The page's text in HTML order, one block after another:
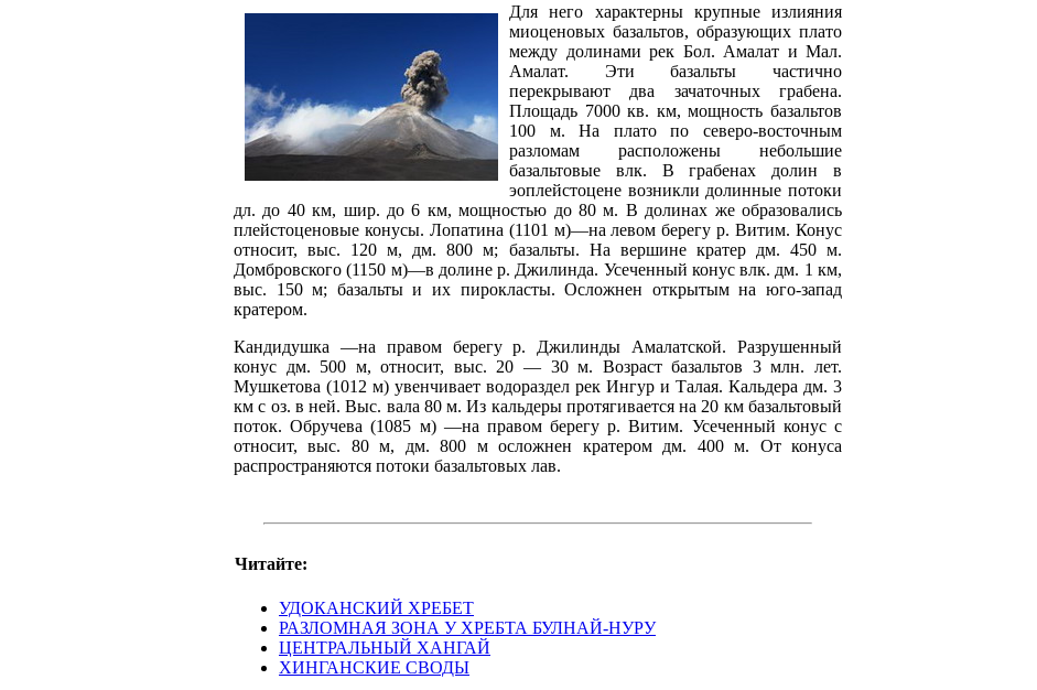
Для него характерны крупные излияния
миоценовых базальтов, образующих плато
между долинами рек Бол. Амалат и Мал.
Амалат. Эти базальты частично
перекрывают два зачаточных грабена.
Площадь 7000 кв. км, мощность базальтов
100 м. На плато по северо-восточным
разломам расположены небольшие
базальтовые влк. В грабенах долин в
эоплейстоцене возникли долинные потоки
дл. до 40 км, шир. до 6 км, мощностью до 80 м. В долинах же образовались
плейстоценовые конусы. Лопатина (1101 м)—на левом берегу р. Витим. Конус
относит, выс. 120 м, дм. 800 м; базальты. На вершине кратер дм. 450 м.
Домбровского (1150 м)—в долине р. Джилинда. Усеченный конус влк. дм. 1 км,
выс. 150 м; базальты и их пирокласты. Осложнен открытым на юго-запад
кратером.
Кандидушка —на правом берегу р. Джилинды Амалатской. Разрушенный
конус дм. 500 м, относит, выс. 20 — 30 м. Возраст базальтов 3 млн. лет.
Мушкетова (1012 м) увенчивает водораздел рек Ингур и Талая. Кальдера дм. 3
км с оз. в ней. Выс. вала 80 м. Из кальдеры протягивается на 20 км базальтовый
поток. Обручева (1085 м) —на правом берегу р. Витим. Усеченный конус с
относит, выс. 80 м, дм. 800 м осложнен кратером дм. 400 м. От конуса
распространяются потоки базальтовых лав.
Читайте:
УДОКАНСКИЙ ХРЕБЕТ
РАЗЛОМНАЯ ЗОНА У ХРЕБТА БУЛНАЙ-НУРУ
ЦЕНТРАЛЬНЫЙ ХАНГАЙ
ХИНГАНСКИЕ СВОДЫ